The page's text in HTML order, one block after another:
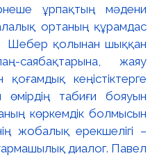
ұрпақтың мәдени
ортаның құрамдас
Шебер қолынан шыққан
саябақтарына, жаяу
қоғамдық кеңістіктерге
өмірдің табиғи бояуын
көркемдік болмысын
жобалық ерекшелігі –
диалог. Павел